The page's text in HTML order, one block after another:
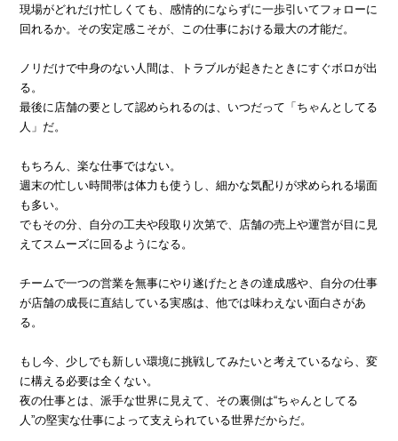
現場がどれだけ忙しくても、感情的にならずに一歩引いてフォローに
回れるか。その安定感こそが、この仕事における最大の才能だ。
ノリだけで中身のない人間は、トラブルが起きたときにすぐボロが出
る。
最後に店舗の要として認められるのは、いつだって「ちゃんとしてる
人」だ。
もちろん、楽な仕事ではない。
週末の忙しい時間帯は体力も使うし、細かな気配りが求められる場面
も多い。
でもその分、自分の工夫や段取り次第で、店舗の売上や運営が目に見
えてスムーズに回るようになる。
チームで一つの営業を無事にやり遂げたときの達成感や、自分の仕事
が店舗の成長に直結している実感は、他では味わえない面白さがあ
る。
もし今、少しでも新しい環境に挑戦してみたいと考えているなら、変
に構える必要は全くない。
夜の仕事とは、派手な世界に見えて、その裏側は“ちゃんとしてる
人”の堅実な仕事によって支えられている世界だからだ。